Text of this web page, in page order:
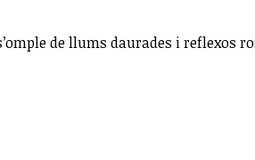
de llums daurades i reflexos